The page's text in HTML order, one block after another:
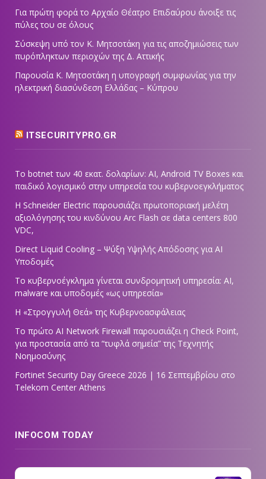
Για πρώτη φορά το Αρχαίο Θέατρο Επιδαύρου άνοιξε τις
πύλες του σε όλους
Σύσκεψη υπό τον Κ. Μητσοτάκη για τις αποζημιώσεις των
πυρόπληκτων περιοχών της Δ. Αττικής
Παρουσία Κ. Μητσοτάκη η υπογραφή συμφωνίας για την
ηλεκτρική διασύνδεση Ελλάδας – Κύπρου
ITSECURITYPRO.GR
Το botnet των 40 εκατ. δολαρίων: AI, Android TV Boxes και
παιδικό λογισμικό στην υπηρεσία του κυβερνοεγκλήματος
Η Schneider Electric παρουσιάζει πρωτοποριακή μελέτη
αξιολόγησης του κινδύνου Arc Flash σε data centers 800
VDC,
Direct Liquid Cooling – Ψύξη Υψηλής Απόδοσης για AI
Υποδομές
Το κυβερνοέγκλημα γίνεται συνδρομητική υπηρεσία: AI,
malware και υποδομές «ως υπηρεσία»
Η «Στρογγυλή Θεά» της Κυβερνοασφάλειας
Tο πρώτο AI Network Firewall παρουσιάζει η Check Point,
για προστασία από τα “τυφλά σημεία” της Τεχνητής
Νοημοσύνης
Fortinet Security Day Greece 2026 | 16 Σεπτεμβρίου στο
Telekom Center Athens
INFOCOM TODAY